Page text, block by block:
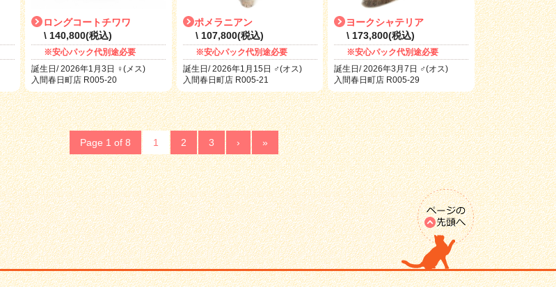
ロングコートチワワ
\ 140,800(税込)
※安心パック代別途必要
誕生日/ 2026年1月3日 ♀(メス)
入間春日町店 R005-20
ポメラニアン
\ 107,800(税込)
※安心パック代別途必要
誕生日/ 2026年1月15日 ♂(オス)
入間春日町店 R005-21
ヨークシャテリア
\ 173,800(税込)
※安心パック代別途必要
誕生日/ 2026年3月7日 ♂(オス)
入間春日町店 R005-29
Page 1 of 8 1 2 3 › »